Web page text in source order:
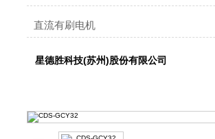
直流有刷电机
星德胜科技(苏州)股份有限公司